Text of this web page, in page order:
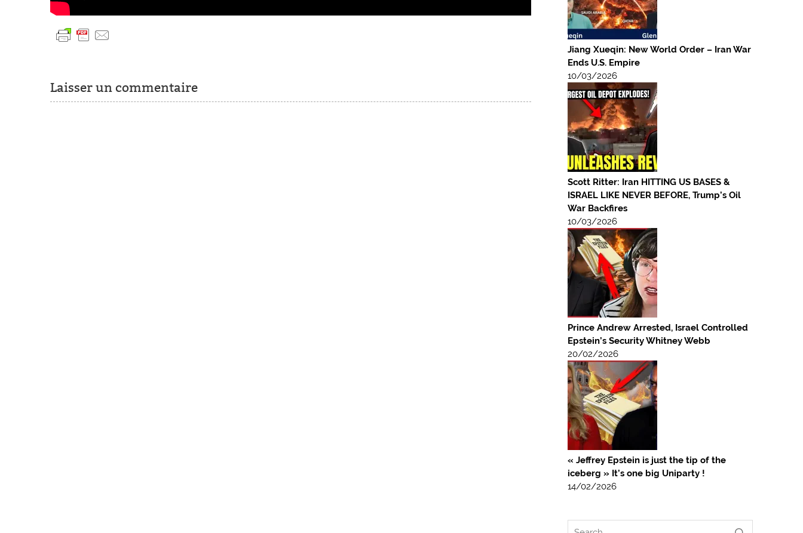
Laisser un commentaire
Jiang Xueqin: New World Order – Iran War
Ends U.S. Empire
10/03/2026
Scott Ritter: Iran HITTING US BASES &
ISRAEL LIKE NEVER BEFORE, Trump’s Oil
War Backfires
10/03/2026
Prince Andrew Arrested, Israel Controlled
Epstein’s Security Whitney Webb
20/02/2026
« Jeffrey Epstein is just the tip of the
iceberg » It’s one big Uniparty !
14/02/2026